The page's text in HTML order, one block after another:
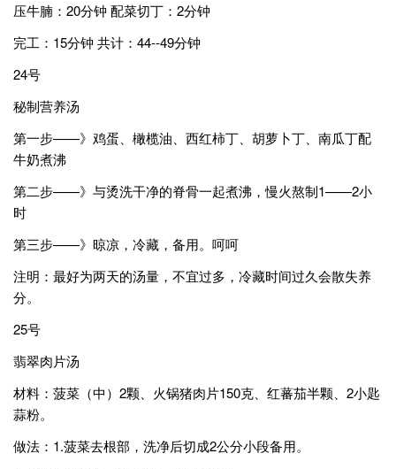
压牛腩：20分钟 配菜切丁：2分钟
完工：15分钟 共计：44--49分钟
24号
秘制营养汤
第一步——》鸡蛋、橄榄油、西红柿丁、胡萝卜丁、南瓜丁配
牛奶煮沸
第二步——》与烫洗干净的脊骨一起煮沸，慢火熬制1——2小
时
第三步——》晾凉，冷藏，备用。呵呵
注明：最好为两天的汤量，不宜过多，冷藏时间过久会散失养
分。
25号
翡翠肉片汤
材料：菠菜（中）2颗、火锅猪肉片150克、红蕃茄半颗、2小匙
蒜粉。
做法：1.菠菜去根部，洗净后切成2公分小段备用。